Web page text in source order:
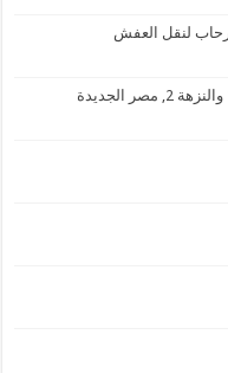
لنقل العفش